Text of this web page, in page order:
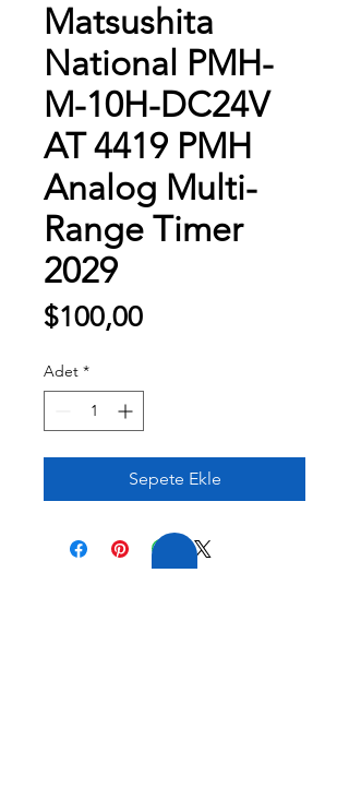
Matsushita
National PMH-
M-10H-DC24V
AT 4419 PMH
Analog Multi-
Range Timer
2029
$100,00Fiyat
Adet *
Sepete Ekle